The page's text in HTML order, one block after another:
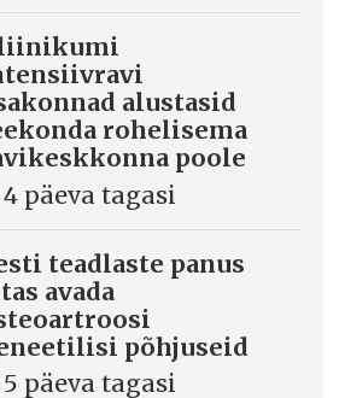
alustasid
rohelisema
poole
4 päeva tagasi
teadlaste panus
avada
põhjuseid
5 päeva tagasi